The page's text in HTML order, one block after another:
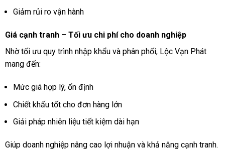
Giảm rủi ro vận hành
Giá cạnh tranh – Tối ưu chi phí cho doanh nghiệp
Nhờ tối ưu quy trình nhập khẩu và phân phối, Lộc Vạn Phát
mang đến:
Mức giá hợp lý, ổn định
Chiết khấu tốt cho đơn hàng lớn
Giải pháp nhiên liệu tiết kiệm dài hạn
Giúp doanh nghiệp nâng cao lợi nhuận và khả năng cạnh tranh.